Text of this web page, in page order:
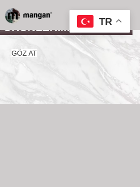
ÜRÜNLERİMİZ
GÖZ AT
TR